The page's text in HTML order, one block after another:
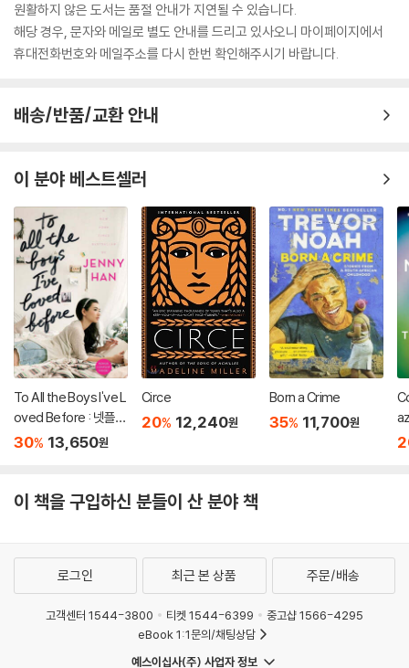
원활하지 않은 도서는 품절 안내가 지연될 수 있습니다.
해당 경우, 문자와 메일로 별도 안내를 드리고 있사오니 마이페이지에서
휴대전화번호와 메일주소를 다시 한번 확인해주시기 바랍니다.
배송/반품/교환 안내
이 분야 베스트셀러
To All the Boys I've L
oved Before : 넷플릭
스 영화 '내가 사랑했던
30% 13,650원
Circe
20% 12,240원
Born a Crime
35% 11,700원
이 책을 구입하신 분들이 산 분야 책
로그인 최근 본 상품 주문/배송
고객센터 1544-3800 티켓 1544-6399
중고샵 1566-4295
eBook 1:1문의/채팅상담
예스이십사(주) 사업자 정보